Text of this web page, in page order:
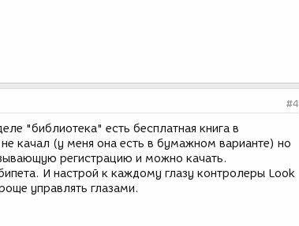
#4
"библиотека" есть бесплатная книга в
качал (у меня она есть в бумажном варианте) но
регистрацию и можно качать.
И настрой к каждому глазу контролеры Look
управлять глазами.